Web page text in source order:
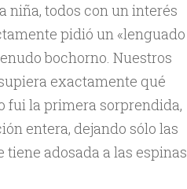
niña, todos con un interés
pidió un «lenguado
bochorno. Nuestros
exactamente qué
fui la primera sorprendida,
entera, dejando sólo las
tiene adosada a las espinas